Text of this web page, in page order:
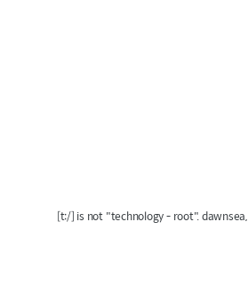
[t:/] is not "technology - root". dawnsea,